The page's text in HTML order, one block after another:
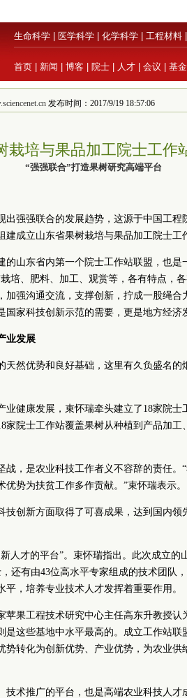
生命科学 医学科学 化学科学 工程材料
首页 新闻 博客 院士 人才 会议 基金
发布时间：2017/9/19 18:57:06
栽培与果品加工院士工作
“强强联合”打造果树研究高端平台
出强强联合的发展趋势，这源于中国工程
建成立山东省果树栽培与果品加工院士工
的山东省内第一个院士工作站联盟，也是
培、肥料、加工、观赏等，各有特点，
加强沟通交流，支撑创新，拧成一股绳合
家科技创新示范的需要，更是地方经济
业发展
天然优势和良好基础，这里有久负盛名的
业健康发展，束怀瑞牵头建立了18家院
家院士工作站覆盖果树从种植到产品加
战，是农业科技工作者义不容辞的责任。
势为扶贫工作多作贡献。”束怀瑞表示。
技创新方面取得了可喜成果，达到国内领
人才的平台”。束怀瑞指出。此次成立的
还有由43位高水平专家组成的技术团队
，培养专业技术人才发挥着重要作用。
苹果工程技术研究中心主任高东升教授认
是这些基地中水平最高的。成立工作站联
势转化为创新优势、产业优势，为农业供
技术推广的平台，也是高端农业科技人